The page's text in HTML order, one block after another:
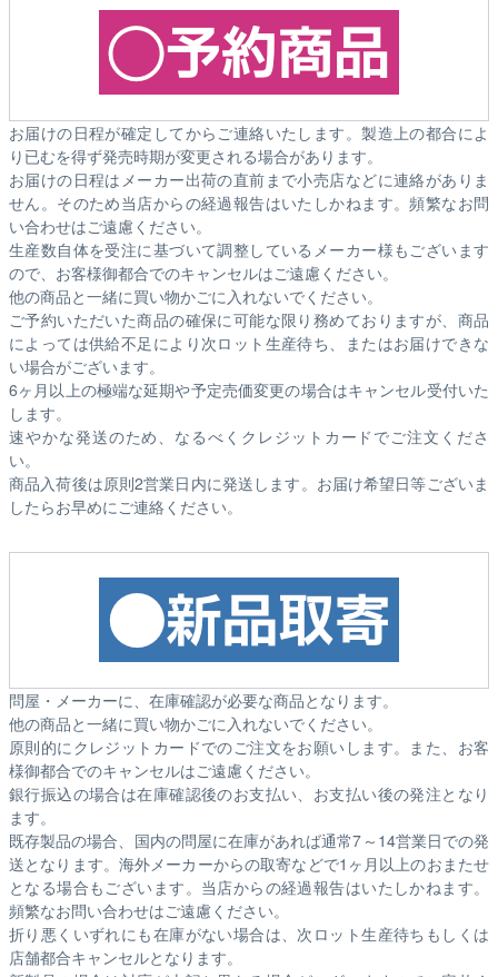
お届けの日程が確定してからご連絡いたします。製造上の都合によ
り已むを得ず発売時期が変更される場合があります。
お届けの日程はメーカー出荷の直前まで小売店などに連絡がありま
せん。そのため当店からの経過報告はいたしかねます。頻繁なお問
い合わせはご遠慮ください。
生産数自体を受注に基づいて調整しているメーカー様もございます
ので、お客様御都合でのキャンセルはご遠慮ください。
他の商品と一緒に買い物かごに入れないでください。
ご予約いただいた商品の確保に可能な限り務めておりますが、商品
によっては供給不足により次ロット生産待ち、またはお届けできな
い場合がございます。
6ヶ月以上の極端な延期や予定売価変更の場合はキャンセル受付いた
します。
速やかな発送のため、なるべくクレジットカードでご注文くださ
い。
商品入荷後は原則2営業日内に発送します。お届け希望日等ございま
したらお早めにご連絡ください。
問屋・メーカーに、在庫確認が必要な商品となります。
他の商品と一緒に買い物かごに入れないでください。
原則的にクレジットカードでのご注文をお願いします。また、お客
様御都合でのキャンセルはご遠慮ください。
銀行振込の場合は在庫確認後のお支払い、お支払い後の発注となり
ます。
既存製品の場合、国内の問屋に在庫があれば通常7～14営業日での発
送となります。海外メーカーからの取寄などで1ヶ月以上のおまたせ
となる場合もございます。 当店からの経過報告はいたしかねます。
頻繁なお問い合わせはご遠慮ください。
折り悪くいずれにも在庫がない場合は、次ロット生産待ちもしくは
店舗都合キャンセルとなります。